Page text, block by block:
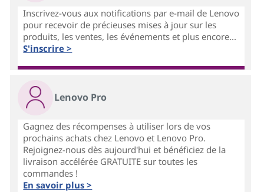
Inscrivez-vous aux notifications par e-mail de Lenovo
pour recevoir de précieuses mises à jour sur les
produits, les ventes, les événements et plus encore...
S'inscrire >
Lenovo Pro
Gagnez des récompenses à utiliser lors de vos
prochains achats chez Lenovo et Lenovo Pro.
Rejoignez-nous dès aujourd'hui et bénéficiez de la
livraison accélérée GRATUITE sur toutes les
commandes !
En savoir plus >